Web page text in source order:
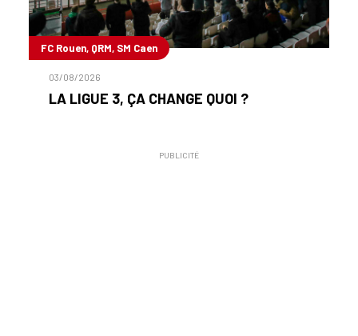
FC Rouen, QRM, SM Caen
03/08/2026
LA LIGUE 3, ÇA CHANGE QUOI ?
PUBLICITÉ